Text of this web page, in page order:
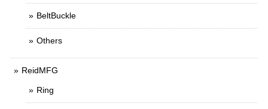
BeltBuckle
Others
ReidMFG
Ring